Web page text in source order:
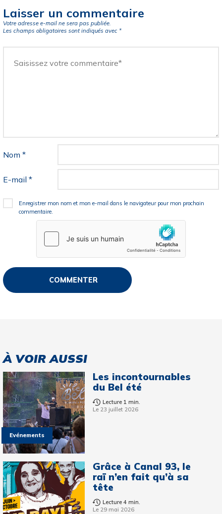
Laisser un commentaire
Votre adresse e-mail ne sera pas publiée.
Les champs obligatoires sont indiqués avec *
Nom *
E-mail *
Enregistrer mon nom et mon e-mail dans le navigateur pour mon prochain
commentaire.
À VOIR AUSSI
Evénements
Les incontournables
du Bel été
Lecture 1 min.
Le 23 juillet 2026
Grâce à Canal 93, le
raï n’en fait qu’à sa
tête
Lecture 4 min.
Le 29 mai 2026